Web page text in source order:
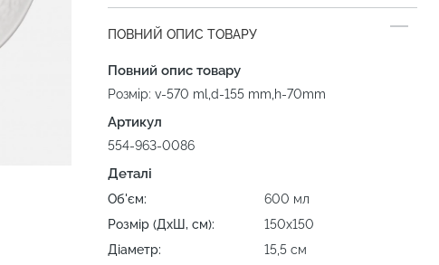
ПОВНИЙ ОПИС ТОВАРУ
Повний опис товару
Розмір: v-570 ml,d-155 mm,h-70mm
Артикул
554-963-0086
Деталі
Об'єм:
600 мл
Розмір (ДхШ, см):
150х150
Діаметр:
15,5 см